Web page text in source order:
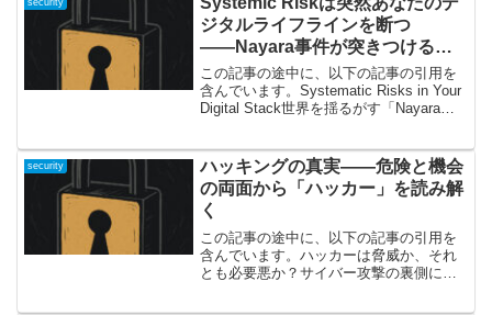
security
ジタルライフラインを断つ
――Nayara事件が突きつける本
質的リスク
この記事の途中に、以下の記事の引用を
含んでいます。Systematic Risks in Your
Digital Stack世界を揺るがす「Nayara事
security
ハッキングの真実――危険と機会
の両面から「ハッカー」を読み解
く
この記事の途中に、以下の記事の引用を
含んでいます。ハッカーは脅威か、それ
とも必要悪か？サイバー攻撃の裏側に迫